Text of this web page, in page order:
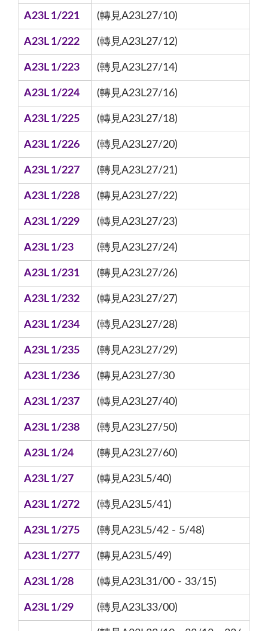
A23L 1/221 (轉見A23L27/10)
A23L 1/222 (轉見A23L27/12)
A23L 1/223 (轉見A23L27/14)
A23L 1/224 (轉見A23L27/16)
A23L 1/225 (轉見A23L27/18)
A23L 1/226 (轉見A23L27/20)
A23L 1/227 (轉見A23L27/21)
A23L 1/228 (轉見A23L27/22)
A23L 1/229 (轉見A23L27/23)
A23L 1/23 (轉見A23L27/24)
A23L 1/231 (轉見A23L27/26)
A23L 1/232 (轉見A23L27/27)
A23L 1/234 (轉見A23L27/28)
A23L 1/235 (轉見A23L27/29)
A23L 1/236 (轉見A23L27/30
A23L 1/237 (轉見A23L27/40)
A23L 1/238 (轉見A23L27/50)
A23L 1/24 (轉見A23L27/60)
A23L 1/27 (轉見A23L5/40)
A23L 1/272 (轉見A23L5/41)
A23L 1/275 (轉見A23L5/42 - 5/48)
A23L 1/277 (轉見A23L5/49)
A23L 1/28 (轉見A23L31/00 - 33/15)
A23L 1/29 (轉見A23L33/00)